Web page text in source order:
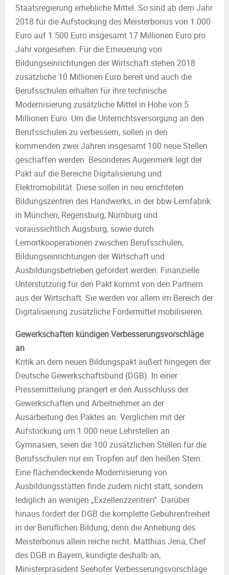
Staatsregierung erhebliche Mittel. So sind ab dem Jahr
2018 für die Aufstockung des Meisterbonus von 1.000
Euro auf 1.500 Euro insgesamt 17 Millionen Euro pro
Jahr vorgesehen. Für die Erneuerung von
Bildungseinrichtungen der Wirtschaft stehen 2018
zusätzliche 10 Millionen Euro bereit und auch die
Berufsschulen erhalten für ihre technische
Modernisierung zusätzliche Mittel in Höhe von 5
Millionen Euro. Um die Unterrichtsversorgung an den
Berufsschulen zu verbessern, sollen in den
kommenden zwei Jahren insgesamt 100 neue Stellen
geschaffen werden. Besonderes Augenmerk legt der
Pakt auf die Bereiche Digitalisierung und
Elektromobilität. Diese sollen in neu errichteten
Bildungszentren des Handwerks, in der bbw-Lernfabrik
in München, Regensburg, Nürnburg und
voraussichtlich Augsburg, sowie durch
Lernortkooperationen zwischen Berufsschulen,
Bildungseinrichtungen der Wirtschaft und
Ausbildungsbetrieben gefördert werden. Finanzielle
Unterstützung für den Pakt kommt von den Partnern
aus der Wirtschaft. Sie werden vor allem im Bereich der
Digitalisierung zusätzliche Fördermittel mobilisieren.
Gewerkschaften kündigen Verbesserungsvorschläge
an
Kritik an dem neuen Bildungspakt äußert hingegen der
Deutsche Gewerkschaftsbund (DGB). In einer
Pressemitteilung prangert er den Ausschluss der
Gewerkschaften und Arbeitnehmer an der
Ausarbeitung des Paktes an. Verglichen mit der
Aufstockung um 1.000 neue Lehrstellen an
Gymnasien, seien die 100 zusätzlichen Stellen für die
Berufsschulen nur ein Tropfen auf den heißen Stein.
Eine flächendeckende Modernisierung von
Ausbildungsstätten finde zudem nicht statt, sondern
lediglich an wenigen „Exzellenzzentren“. Darüber
hinaus fordert der DGB die komplette Gebührenfreiheit
in der Beruflichen Bildung, denn die Anhebung des
Meisterbonus allein reiche nicht. Matthias Jena, Chef
des DGB in Bayern, kündigte deshalb an,
Ministerpräsident Seehofer Verbesserungsvorschläge